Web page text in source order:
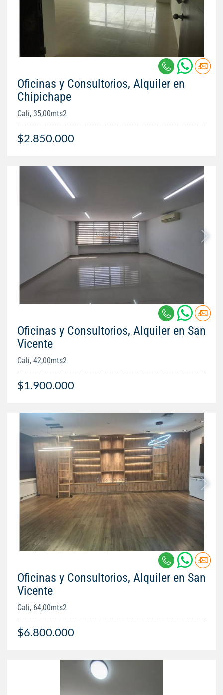
Oficinas y Consultorios, Alquiler en
Chipichape
Cali, 35,00mts2
$2.850.000
Oficinas y Consultorios, Alquiler en San
Vicente
Cali, 42,00mts2
$1.900.000
Oficinas y Consultorios, Alquiler en San
Vicente
Cali, 64,00mts2
$6.800.000